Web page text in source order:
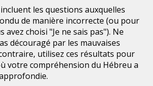
les questions auxquelles
de manière incorrecte (ou pour
avez choisi "Je ne sais pas"). Ne
découragé par les mauvaises
utilisez ces résultats pour
votre compréhension du Hébreu a